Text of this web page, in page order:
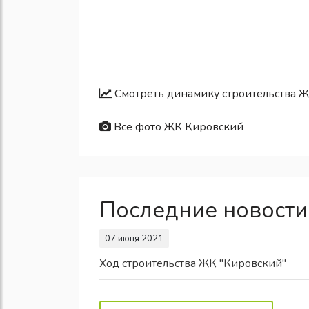
Смотреть динамику строительства
Все фото ЖК Кировский
Последние новости
07 июня 2021
Ход строительства ЖК "Кировский"